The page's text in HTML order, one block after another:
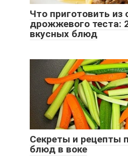
Что приготовить из
дрожжевого теста:
вкусных блюд
Секреты и рецепты
блюд в воке